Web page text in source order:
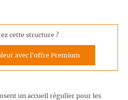
cette structure ?
avec l'offre Premium
un accueil régulier pour les